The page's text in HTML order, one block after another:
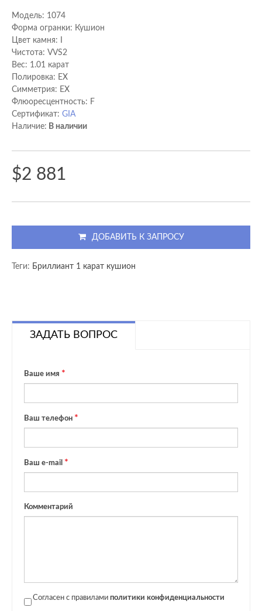
Модель: 1074
Форма огранки: Кушион
Цвет камня: I
Чистота: VVS2
Вес: 1.01 карат
Полировка: EX
Cимметрия: EX
Флюоресцентность: F
Сертификат: GIA
Наличие: В наличии
$2 881
ДОБАВИТЬ К ЗАПРОСУ
Теги: Бриллиант 1 карат кушион
ЗАДАТЬ ВОПРОС
Ваше имя
Ваш телефон
Ваш e-mail
Комментарий
Согласен с правилами политики конфиденциальности